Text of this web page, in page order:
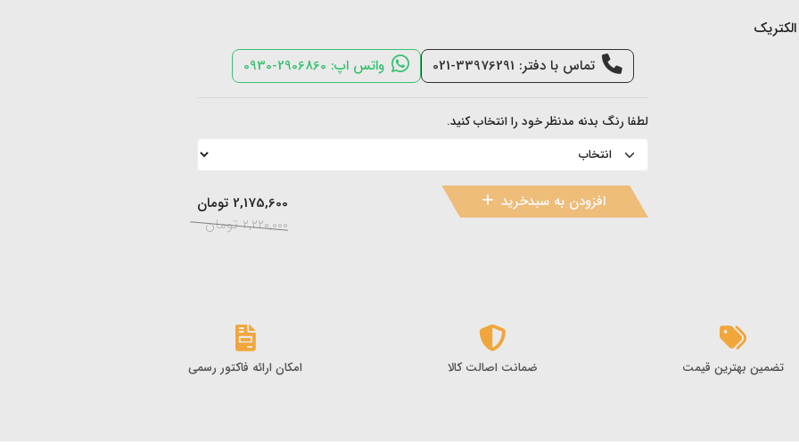
تماس با دفتر: 33976291-021 واتس اپ: 2906860-0930
لطفا رنگ بدنه مدنظر خود را انتخاب کنید.
افزودن به سبدخرید 2,175,600 تومان
2,220,000 تومان
تضمین بهترین قیمت ضمانت اصالت کالا امکان ارائه فاکتور رسمی